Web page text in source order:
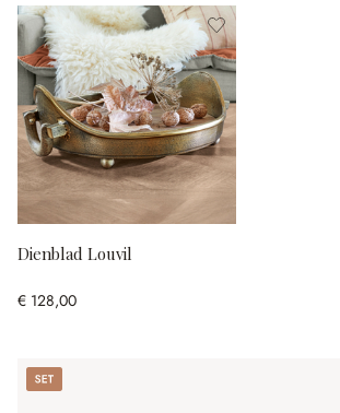
Dienblad Louvil
€ 128,00
Set